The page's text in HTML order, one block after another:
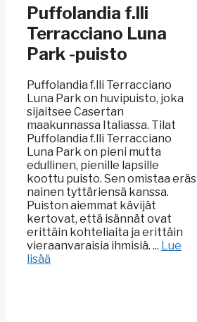
Puffolandia f.lli
Terracciano Luna
Park -puisto
Puffolandia f.lli Terracciano
Luna Park on huvipuisto, joka
sijaitsee Casertan
maakunnassa Italiassa. Tilat
Puffolandia f.lli Terracciano
Luna Park on pieni mutta
edullinen, pienille lapsille
koottu puisto. Sen omistaa eräs
nainen tyttäriensä kanssa.
Puiston aiemmat kävijät
kertovat, että isännät ovat
erittäin kohteliaita ja erittäin
vieraanvaraisia ihmisiä. ... Lue
lisää